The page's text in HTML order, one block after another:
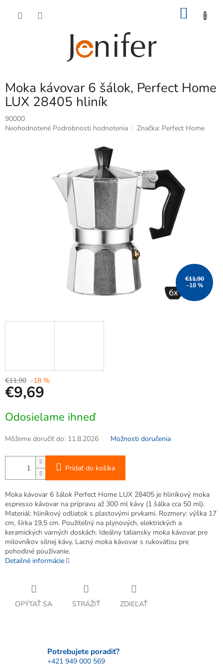
Moka kávovar 6 šálok, Perfect Home
LUX 28405 hliník
90000
Priemerné
Neohodnotené Podrobnosti hodnotenia Značka: Perfect Home
€11,90
–18 %
€11,90 –18 %
€9,69
cena:
Odosielame ihneď
Môžeme doručiť do: 11.8.2026 Možnosti doručenia
Pridať do košíka
Moka kávovar 6 šálok Perfect Home LUX 28405 je hliníkový moka
espresso kávovar na prípravu až 300 ml kávy (1 šálka cca 50 ml).
Materiál: hliníkový odliatok s plastovými prvkami. Rozmery: výška 17
cm, šírka 19,5 cm. Použiteľný na plynových, elektrických a
keramických varných doskách. Ideálny taliansky moka kávovar pre
milovníkov silnej kávy. Lacný moka kávovar s rukoväťou pre
pohodlné používanie.
Detailné informácie
OPÝTAŤ SA STRÁŽIŤ ZDIEĽAŤ
Potrebujete poradiť?
+421 949 000 569